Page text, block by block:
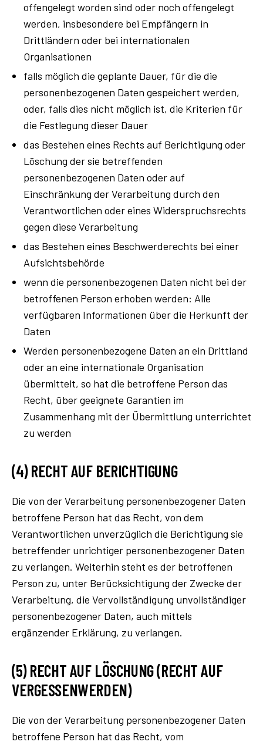
offengelegt worden sind oder noch offengelegt
werden, insbesondere bei Empfängern in
Drittländern oder bei internationalen
Organisationen
falls möglich die geplante Dauer, für die die
personenbezogenen Daten gespeichert werden,
oder, falls dies nicht möglich ist, die Kriterien für
die Festlegung dieser Dauer
das Bestehen eines Rechts auf Berichtigung oder
Löschung der sie betreffenden
personenbezogenen Daten oder auf
Einschränkung der Verarbeitung durch den
Verantwortlichen oder eines Widerspruchsrechts
gegen diese Verarbeitung
das Bestehen eines Beschwerderechts bei einer
Aufsichtsbehörde
wenn die personenbezogenen Daten nicht bei der
betroffenen Person erhoben werden: Alle
verfügbaren Informationen über die Herkunft der
Daten
Werden personenbezogene Daten an ein Drittland
oder an eine internationale Organisation
übermittelt, so hat die betroffene Person das
Recht, über geeignete Garantien im
Zusammenhang mit der Übermittlung unterrichtet
zu werden
(4) RECHT AUF BERICHTIGUNG
Die von der Verarbeitung personenbezogener Daten
betroffene Person hat das Recht, von dem
Verantwortlichen unverzüglich die Berichtigung sie
betreffender unrichtiger personenbezogener Daten
zu verlangen. Weiterhin steht es der betroffenen
Person zu, unter Berücksichtigung der Zwecke der
Verarbeitung, die Vervollständigung unvollständiger
personenbezogener Daten, auch mittels
ergänzender Erklärung, zu verlangen.
(5) RECHT AUF LÖSCHUNG (RECHT AUF
VERGESSENWERDEN)
Die von der Verarbeitung personenbezogener Daten
betroffene Person hat das Recht, vom